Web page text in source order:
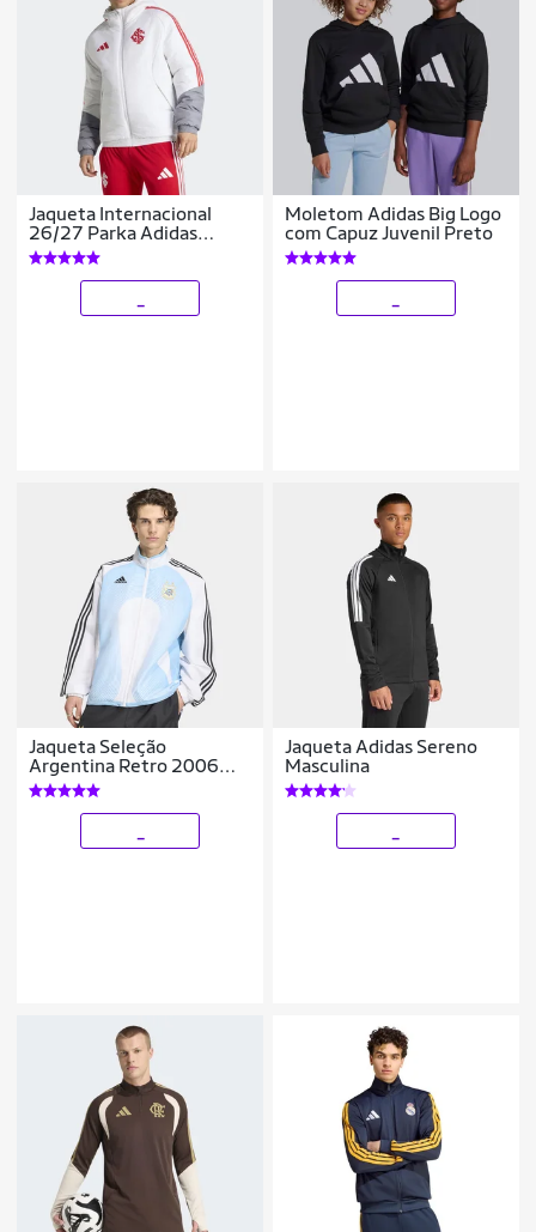
Jaqueta Internacional
26/27 Parka Adidas
Masculina
Moletom Adidas Big Logo
com Capuz Juvenil Preto
Jaqueta Seleção
Argentina Retro 2006
Adidas Masculina
Jaqueta Adidas Sereno
Masculina